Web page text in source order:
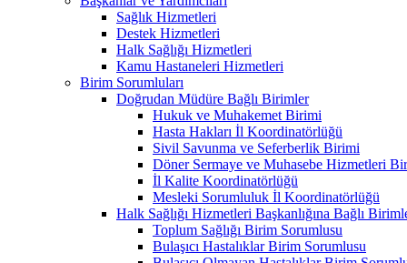
Sağlık Hizmetleri
Destek Hizmetleri
Halk Sağlığı Hizmetleri
Kamu Hastaneleri Hizmetleri
Birim Sorumluları
Doğrudan Müdüre Bağlı Birimler
Hukuk ve Muhakemet Birimi
Hasta Hakları İl Koordinatörlüğü
Sivil Savunma ve Seferberlik Birimi
Döner Sermaye ve Muhasebe Hizmetleri
İl Kalite Koordinatörlüğü
Mesleki Sorumluluk İl Koordinatörlüğü
Halk Sağlığı Hizmetleri Başkanlığına Bağlı
Toplum Sağlığı Birim Sorumlusu
Bulaşıcı Hastalıklar Birim Sorumlusu